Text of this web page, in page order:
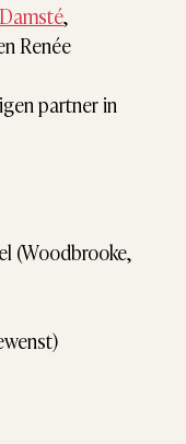
,
Renée
partner in
(Woodbrooke,